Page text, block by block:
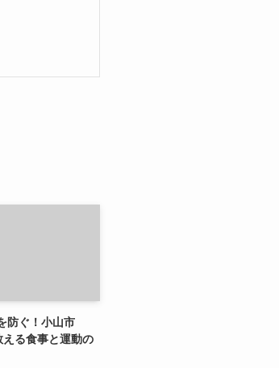
防ぐ！小山市
える食事と運動の